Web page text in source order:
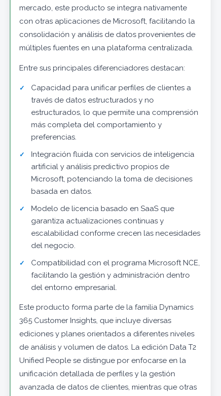
mercado, este producto se integra nativamente
con otras aplicaciones de Microsoft, facilitando la
consolidación y análisis de datos provenientes de
múltiples fuentes en una plataforma centralizada.
Entre sus principales diferenciadores destacan:
Capacidad para unificar perfiles de clientes a
través de datos estructurados y no
estructurados, lo que permite una comprensión
más completa del comportamiento y
preferencias.
Integración fluida con servicios de inteligencia
artificial y análisis predictivo propios de
Microsoft, potenciando la toma de decisiones
basada en datos.
Modelo de licencia basado en SaaS que
garantiza actualizaciones continuas y
escalabilidad conforme crecen las necesidades
del negocio.
Compatibilidad con el programa Microsoft NCE,
facilitando la gestión y administración dentro
del entorno empresarial.
Este producto forma parte de la familia Dynamics
365 Customer Insights, que incluye diversas
ediciones y planes orientados a diferentes niveles
de análisis y volumen de datos. La edición Data T2
Unified People se distingue por enfocarse en la
unificación detallada de perfiles y la gestión
avanzada de datos de clientes, mientras que otras